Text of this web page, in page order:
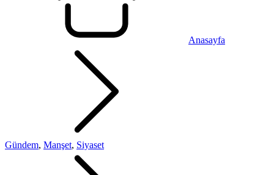
Anasayfa
Gündem, Manşet, Siyaset